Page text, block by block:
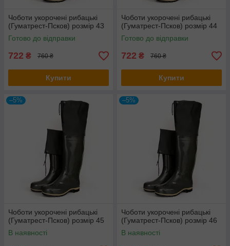
Чоботи укорочені рибацькі
(Гуматрест-Псков) розмір 43
Готово до відправки
722 ₴ 760 ₴
Купити
Чоботи укорочені рибацькі
(Гуматрест-Псков) розмір 44
Готово до відправки
722 ₴ 760 ₴
Купити
–5%
Чоботи укорочені рибацькі
(Гуматрест-Псков) розмір 45
В наявності
–5%
Чоботи укорочені рибацькі
(Гуматрест-Псков) розмір 46
В наявності